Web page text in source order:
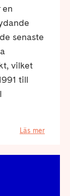
senaste
vilket
till
Läs mer